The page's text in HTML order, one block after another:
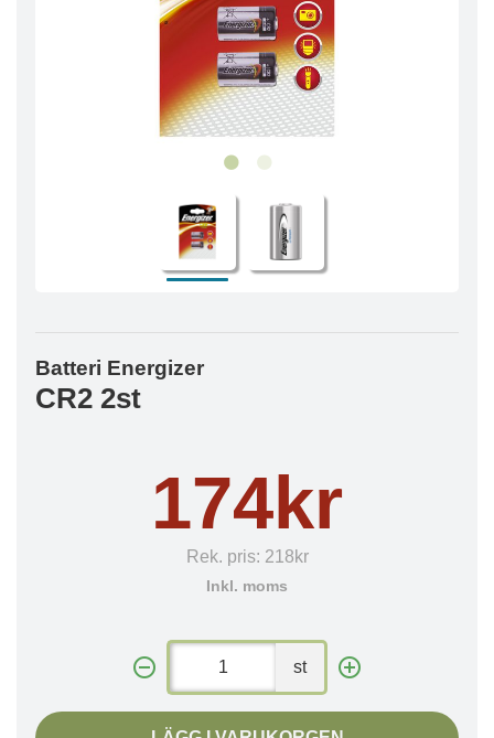
Batteri Energizer
CR2 2st
174kr
Rek. pris: 218kr
Inkl. moms
st